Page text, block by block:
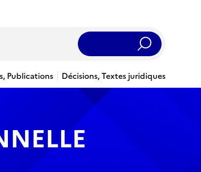
Rechercher
Publications Décisions, Textes juridiques